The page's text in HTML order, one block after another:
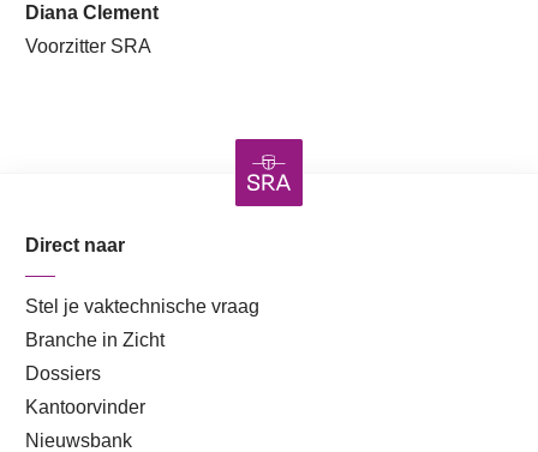
Diana Clement
Voorzitter SRA
Direct naar
Stel je vaktechnische vraag
Branche in Zicht
Dossiers
Kantoorvinder
Nieuwsbank